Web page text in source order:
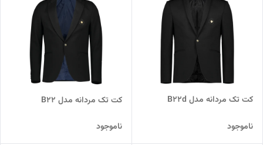
کت تک مردانه مدل B22d
ناموجود
کت تک مردانه مدل B22
ناموجود